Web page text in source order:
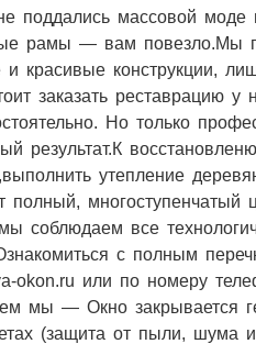
поддались массовой моде
рамы — вам повезло.Мы
красивые конструкции,
заказать реставрацию у
Но только
результат.К
утепление
полный, многоступенчатый
соблюдаем все
с полным
okon.ru или по номеру
мы — Окно закрывается
(защита от пыли, шума